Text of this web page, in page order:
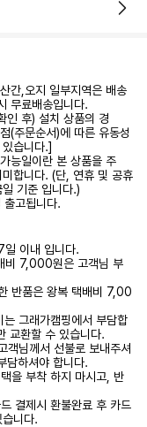
간,오지 일부지역은 배송
무료배송입니다.
인 후) 설치 상품의 경
(주문순서)에 따른 유동성
습니다.]
능일이란 본 상품을 주
합니다. (단, 연휴 및 공휴
기준 입니다.)
고됩니다.
일 이내 입니다.
비 7,000원은 고객님 부
반품은 왕복 택배비 7,00
그래가캠핑에서 부담합
교환할 수 있습니다.
객님께서 선불로 보내주셔
담하셔야 합니다.
을 부착 하지 마시고, 반
결제시 환불완료 후 카드
니다.